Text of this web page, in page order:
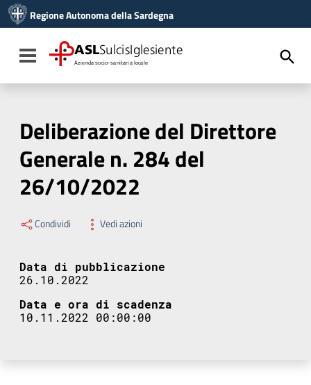
Vai al menu di navigazione
Vai al footer
Regione Autonoma della Sardegna
Toggle navigation
ASLSulcisIglesiente
Azienda socio-sanitaria locale
Deliberazione del Direttore
Generale n. 284 del
26/10/2022
Condividi Vedi azioni
Data di pubblicazione
26.10.2022
Data e ora di scadenza
10.11.2022 00:00:00